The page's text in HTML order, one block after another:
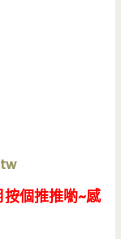
個推推喲~感